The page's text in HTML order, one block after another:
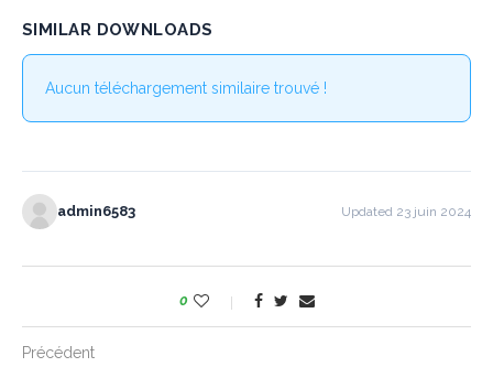
SIMILAR DOWNLOADS
Aucun téléchargement similaire trouvé !
admin6583 Updated 23 juin 2024
0
Précédent